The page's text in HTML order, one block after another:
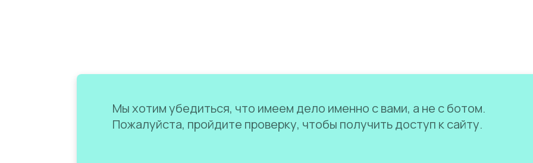
Мы хотим убедиться, что имеем дело именно с вами, а не с ботом.
Пожалуйста, пройдите проверку, чтобы получить доступ к сайту.